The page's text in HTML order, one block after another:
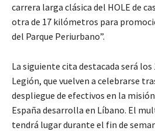
carrera larga clásica del HOLE de
otra de 17 kilómetros para
del Parque Periurbano”.
La siguiente cita destacada será
Legión, que vuelven a celebrarse
despliegue de efectivos en la
España desarrolla en Líbano. El
tendrá lugar durante el fin de